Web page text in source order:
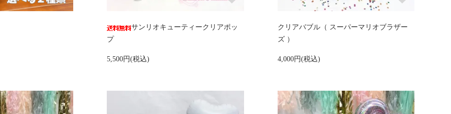
サンリオキューティークリアポッ
プ
5,500円(税込)
クリアバブル（ スーパーマリオブラザー
ズ ）
4,000円(税込)